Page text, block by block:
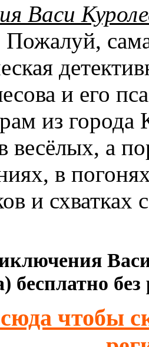
Васи
Пожалуй,
и его
из
весёлых, а
в
и
бесплатно
чтобы